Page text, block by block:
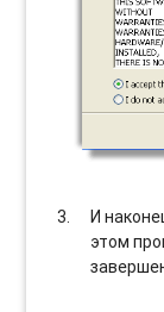
И
этом